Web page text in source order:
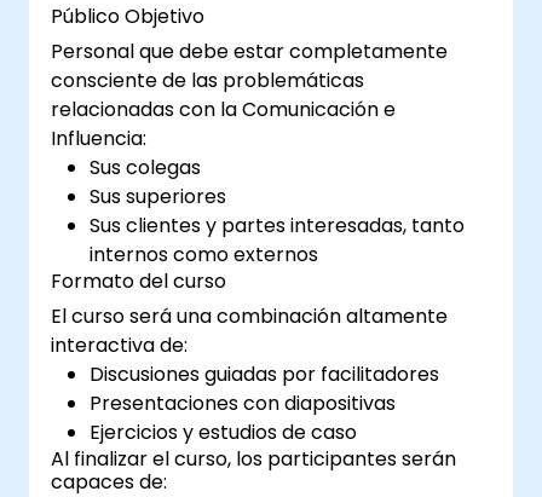
Público Objetivo
Personal que debe estar completamente
consciente de las problemáticas
relacionadas con la Comunicación e
Influencia:
Sus colegas
Sus superiores
Sus clientes y partes interesadas, tanto
internos como externos
Formato del curso
El curso será una combinación altamente
interactiva de:
Discusiones guiadas por facilitadores
Presentaciones con diapositivas
Ejercicios y estudios de caso
Al finalizar el curso, los participantes serán
capaces de: